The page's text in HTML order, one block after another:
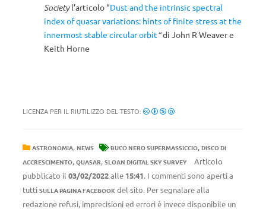
Societyl’articolo “Dust and the intrinsic spectral
index of quasar variations: hints of finite stress at the
innermost stable circular orbit“di John R Weaver e
Keith Horne
LICENZA PER IL RIUTILIZZO DEL TESTO:
ASTRONOMIA, NEWS BUCO NERO SUPERMASSICCIO, DISCO DI
ACCRESCIMENTO, QUASAR, SLOAN DIGITAL SKY SURVEY
Articolo
pubblicato il 03/02/2022alle 15:41. I commenti sono aperti a
tutti SULLA PAGINA FACEBOOK del sito. Per segnalare alla
redazione refusi, imprecisioni ed errori è invece disponibile un